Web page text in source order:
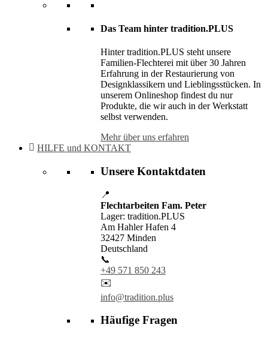
Das Team hinter tradition.PLUS
Hinter tradition.PLUS steht unsere
Familien-Flechterei mit über 30 Jahren
Erfahrung in der Restaurierung von
Designklassikern und Lieblingsstücken. In
unserem Onlineshop findest du nur
Produkte, die wir auch in der Werkstatt
selbst verwenden.
Mehr über uns erfahren
HILFE und KONTAKT
Unsere Kontaktdaten
📍
Flechtarbeiten Fam. Peter
Lager: tradition.PLUS
Am Hahler Hafen 4
32427 Minden
Deutschland
📞
+49 571 850 243
✉️
info@tradition.plus
Häufige Fragen